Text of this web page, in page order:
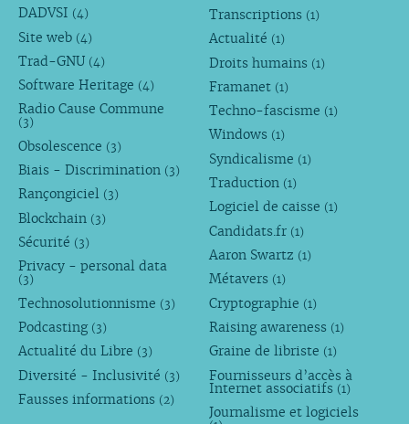
DADVSI (4)
Site web (4)
Trad-GNU (4)
Software Heritage (4)
Radio Cause Commune
(3)
Obsolescence (3)
Biais - Discrimination (3)
Rançongiciel (3)
Blockchain (3)
Sécurité (3)
Privacy - personal data
(3)
Technosolutionnisme (3)
Podcasting (3)
Actualité du Libre (3)
Diversité - Inclusivité (3)
Fausses informations (2)
Transcriptions (1)
Actualité (1)
Droits humains (1)
Framanet (1)
Techno-fascisme (1)
Windows (1)
Syndicalisme (1)
Traduction (1)
Logiciel de caisse (1)
Candidats.fr (1)
Aaron Swartz (1)
Métavers (1)
Cryptographie (1)
Raising awareness (1)
Graine de libriste (1)
Fournisseurs d’accès à
Internet associatifs (1)
Journalisme et logiciels